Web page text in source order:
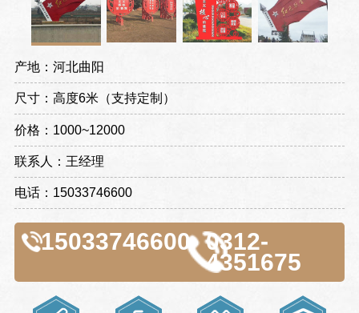
产地：河北曲阳
尺寸：高度6米（支持定制）
价格：1000~12000
联系人：王经理
电话：15033746600
15033746600 0312-
4351675